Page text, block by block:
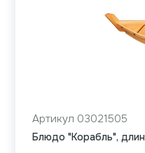
Артикул 03021505
Блюдо "Корабль",